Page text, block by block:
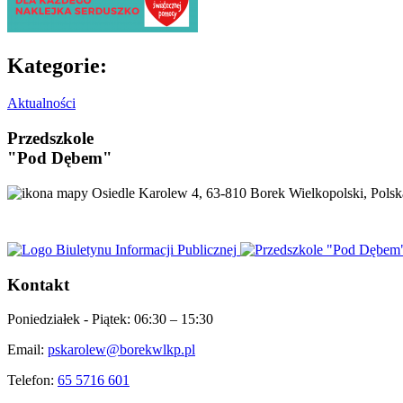
Kategorie:
Aktualności
Przedszkole
"Pod Dębem"
Osiedle Karolew 4, 63-810 Borek Wielkopolski,
Kontakt
Poniedziałek - Piątek: 06:30 – 15:30
Email: pskarolew@borekwlkp.pl
Telefon: 65 5716 601